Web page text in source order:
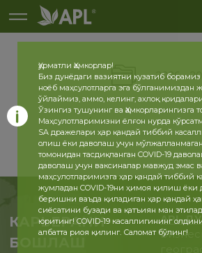
2026
КАРЬЕРАНИ
БОШЛАШ
APL
Ҳурматли Ҳамкорлар!
Биз дунёдаги вазиятни кузатиб
ноёб маҳсулотларга эга бўлганимиздан
ўйлаймиз, аммо, келинг, ахлоқ
Ўзингиз тушунинг ва Ҳамкорларингизга
Маҳсулотларимизни ёлғон нурда
SA дражелари ҳар қандай тиббий
олиш ёки даволаш учун
томонидан тасдиқланган COVID-19
даволаш учун ваксиналар мавжуд эмас
маҳсулотларимизга ҳар қандай тиббий
жумладан COVID-19ни ҳимоя қилиш ёки
беришни ваъда қиладиган ҳар қандай
сиёсатини бузади ва қатъиян ман
юритинг! COVID-19 касаллигининг
албатта риоя қилинг. Саломат бўлинг!